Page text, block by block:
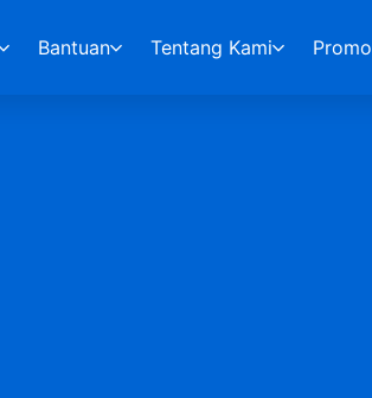
Bantuan Tentang Kami Promo